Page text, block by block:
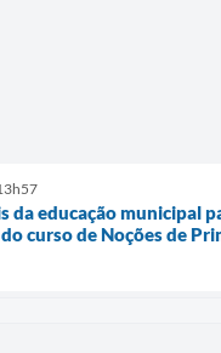
da educação municipal
curso de Noções de